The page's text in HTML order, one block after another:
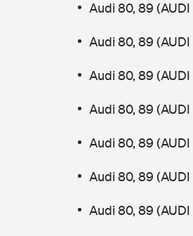
Audi 80, 89
Audi 80, 89
Audi 80, 89 (AUDI
Audi 80, 89
Audi 80, 89
Audi 80, 89
Audi 80, 89